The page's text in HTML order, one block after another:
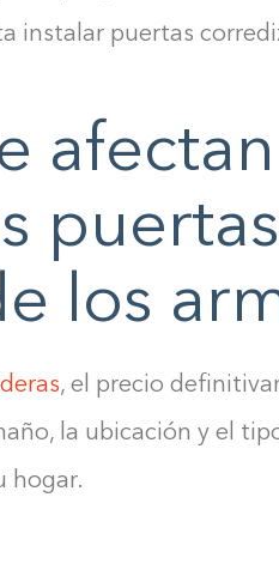
instalar puertas
puertas
los
, el precio
la ubicación y el
hogar.